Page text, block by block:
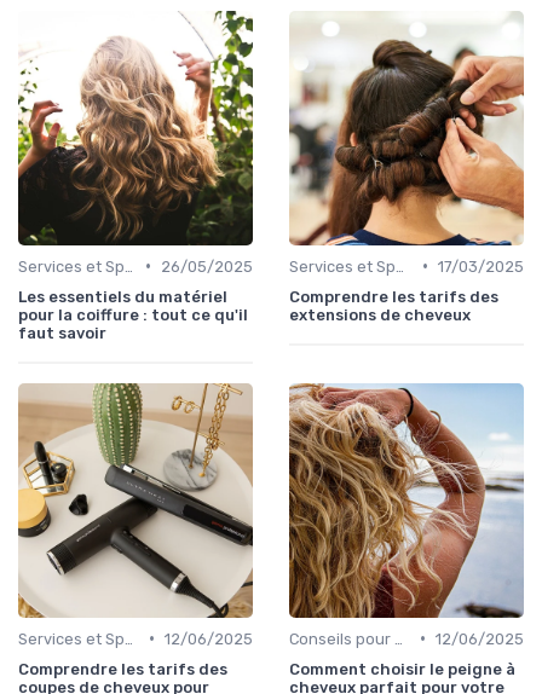
•
26/05/2025
Les essentiels du matériel
pour la coiffure : tout ce qu'il
faut savoir
• 17/03/2025
Comprendre les tarifs des
extensions de cheveux
• 12/06/2025
Comprendre les tarifs des
coupes de cheveux pour
• 12/06/2025
Comment choisir le peigne à
cheveux parfait pour votre